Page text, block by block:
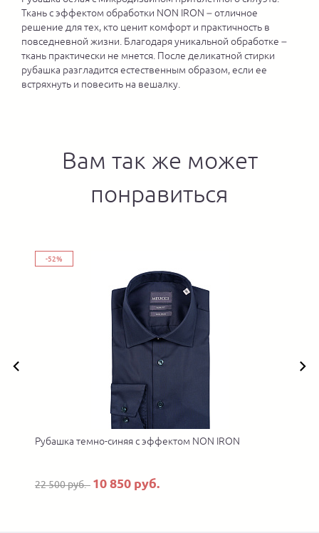
Ткань с эффектом обработки NON IRON – отличное
решение для тех, кто ценит комфорт и практичность в
повседневной жизни. Благодаря уникальной обработке –
ткань практически не мнется. После деликатной стирки
рубашка разгладится естественным образом, если ее
встряхнуть и повесить на вешалку.
Вам так же может
понравиться
-52%
Рубашка темно-синяя с эффектом NON IRON
22 500 руб. 10 850 руб.